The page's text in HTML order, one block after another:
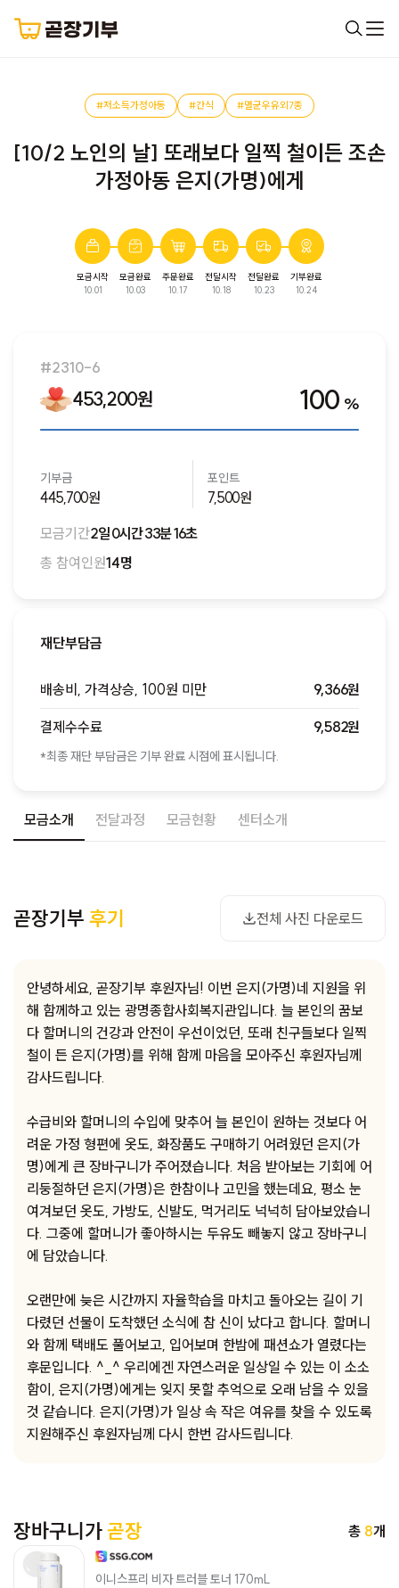
#저소득가정아동 #간식 #멸균우유외7종
[10/2 노인의 날] 또래보다 일찍 철이든 조손
가정아동 은지(가명)에게
모금시작
10.01
모금완료
10.03
주문완료
10.17
전달시작
10.18
전달완료
10.23
기부완료
10.24
모금소개 전달과정 모금현황 센터소개
곧장기부 후기 전체 사진 다운로드
사진 다운로드
안녕하세요, 곧장기부 후원자님! 이번 은지(가명)네 지원을 위
해 함께하고 있는 광명종합사회복지관입니다. 늘 본인의 꿈보
다 할머니의 건강과 안전이 우선이었던, 또래 친구들보다 일찍
철이 든 은지(가명)를 위해 함께 마음을 모아주신 후원자님께
감사드립니다.
수급비와 할머니의 수입에 맞추어 늘 본인이 원하는 것보다 어
려운 가정 형편에 옷도, 화장품도 구매하기 어려웠던 은지(가
명)에게 큰 장바구니가 주어졌습니다. 처음 받아보는 기회에 어
리둥절하던 은지(가명)은 한참이나 고민을 했는데요, 평소 눈
여겨보던 옷도, 가방도, 신발도, 먹거리도 넉넉히 담아보았습니
다. 그중에 할머니가 좋아하시는 두유도 빼놓지 않고 장바구니
에 담았습니다.
오랜만에 늦은 시간까지 자율학습을 마치고 돌아오는 길이 기
다렸던 선물이 도착했던 소식에 참 신이 났다고 합니다. 할머니
와 함께 택배도 풀어보고, 입어보며 한밤에 패션쇼가 열렸다는
후문입니다. ^_^ 우리에겐 자연스러운 일상일 수 있는 이 소소
함이, 은지(가명)에게는 잊지 못할 추억으로 오래 남을 수 있을
것 같습니다. 은지(가명)가 일상 속 작은 여유를 찾을 수 있도록
지원해주신 후원자님께 다시 한번 감사드립니다.
장바구니가곧장 총 8개
이니스프리 비자 트러블 토너 170mL
완료된 모금입니다. 다음 모금에서 만나요!
#2310-6
453,200원 100 %
기부금
445,700원
포인트
7,500원
모금기간2일 0시간 33분 16초
총 참여인원14명
재단부담금
배송비, 가격상승, 100원 미만 9,366원
결제수수료 9,582원
*최종 재단 부담금은 기부 완료 시점에 표시됩니다.